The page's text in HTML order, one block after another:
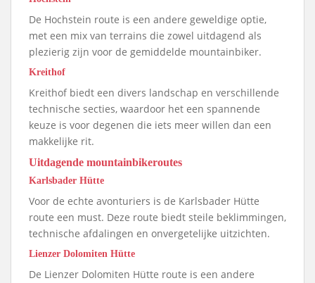
De Hochstein route is een andere geweldige optie,
met een mix van terrains die zowel uitdagend als
plezierig zijn voor de gemiddelde mountainbiker.
Kreithof
Kreithof biedt een divers landschap en verschillende
technische secties, waardoor het een spannende
keuze is voor degenen die iets meer willen dan een
makkelijke rit.
Uitdagende mountainbikeroutes
Karlsbader Hütte
Voor de echte avonturiers is de Karlsbader Hütte
route een must. Deze route biedt steile beklimmingen,
technische afdalingen en onvergetelijke uitzichten.
Lienzer Dolomiten Hütte
De Lienzer Dolomiten Hütte route is een andere